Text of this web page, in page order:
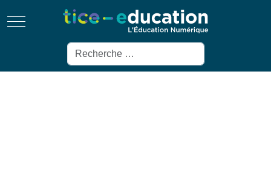
Mobile Menu Toggle
Rechercher